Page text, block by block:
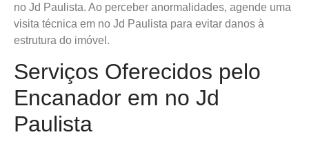
no Jd Paulista. Ao perceber anormalidades, agende uma
visita técnica em no Jd Paulista para evitar danos à
estrutura do imóvel.
Serviços Oferecidos pelo
Encanador em no Jd
Paulista